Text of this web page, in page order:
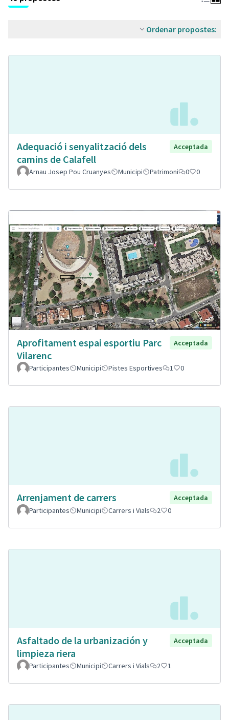
Ordenar propostes:
Adequació i senyalització dels
camins de Calafell
Acceptada
Arnau Josep Pou Cruanyes Municipi Patrimoni 0 0
Aprofitament espai esportiu Parc
Vilarenc
Acceptada
Participantes Municipi Pistes Esportives 1 0
Arrenjament de carrers
Acceptada
Participantes
Municipi Carrers i Vials 2 0
Asfaltado de la urbanización y
limpieza riera
Acceptada
Participantes Municipi Carrers i Vials 2 1